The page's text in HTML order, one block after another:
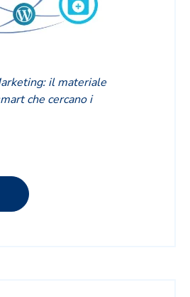
il materiale
che cercano i